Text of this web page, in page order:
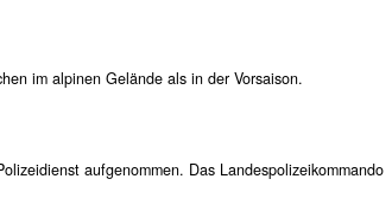
im alpinen Gelände als in der Vorsaison.
aufgenommen. Das Landespolizeikommando